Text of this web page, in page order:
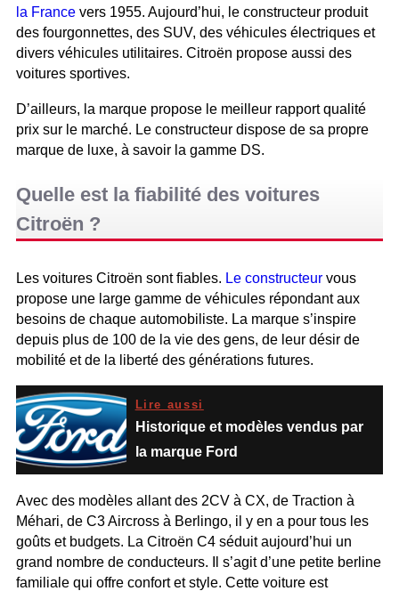
la France vers 1955. Aujourd’hui, le constructeur produit
des fourgonnettes, des SUV, des véhicules électriques et
divers véhicules utilitaires. Citroën propose aussi des
voitures sportives.
D’ailleurs, la marque propose le meilleur rapport qualité
prix sur le marché. Le constructeur dispose de sa propre
marque de luxe, à savoir la gamme DS.
Quelle est la fiabilité des voitures
Citroën ?
Les voitures Citroën sont fiables. Le constructeur vous
propose une large gamme de véhicules répondant aux
besoins de chaque automobiliste. La marque s’inspire
depuis plus de 100 de la vie des gens, de leur désir de
mobilité et de la liberté des générations futures.
Lire aussi
Historique et modèles vendus par
la marque Ford
Avec des modèles allant des 2CV à CX, de Traction à
Méhari, de C3 Aircross à Berlingo, il y en a pour tous les
goûts et budgets. La Citroën C4 séduit aujourd’hui un
grand nombre de conducteurs. Il s’agit d’une petite berline
familiale qui offre confort et style. Cette voiture est